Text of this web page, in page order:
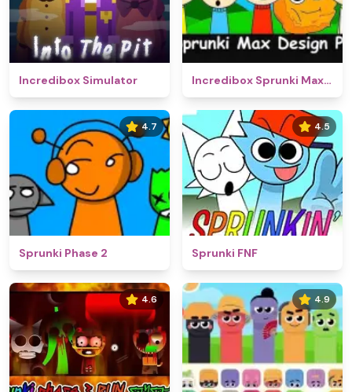
Incredibox Simulator Incredibox Sprunki Max Design Pro
4.7
Sprunki Phase 2
4.5
Sprunki FNF
4.6 4.9